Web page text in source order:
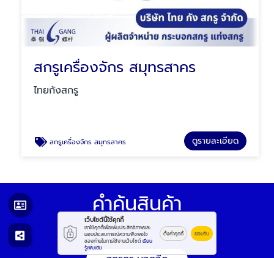
สกรูเครื่องจักร สมุทรสาคร
ไทยกังสกรู
สกรูเครื่องจักร สมุทรสาคร ดูรายละเอียด
คำค้นสินค้า
เว็บไซต์นี้ใช้คุกกี้
เราใช้คุกกี้เพื่อเพิ่มประสิทธิภาพและ
มอบประสบการณ์ความพึงพอใจ
ของท่านในการใช้งานเว็บไซต์ เรียน
รู้เพิ่มเติม
ตั้งค่าคุกกี้ ยอมรับ